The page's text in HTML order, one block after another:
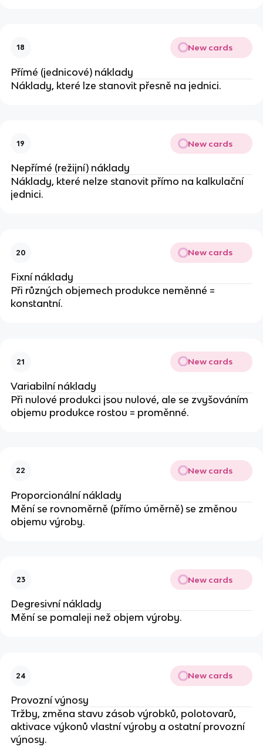
18 New cards
Přímé (jednicové) náklady
Náklady, které lze stanovit přesně na jednici.
19 New cards
Nepřímé (režijní) náklady
Náklady, které nelze stanovit přímo na kalkulační
jednici.
20 New cards
Fixní náklady
Při různých objemech produkce neměnné =
konstantní.
21 New cards
Variabilní náklady
Při nulové produkci jsou nulové, ale se zvyšováním
objemu produkce rostou = proměnné.
22 New cards
Proporcionální náklady
Mění se rovnoměrně (přímo úměrně) se změnou
objemu výroby.
23 New cards
Degresivní náklady
Mění se pomaleji než objem výroby.
24 New cards
Provozní výnosy
Tržby, změna stavu zásob výrobků, polotovarů,
aktivace výkonů vlastní výroby a ostatní provozní
výnosy.